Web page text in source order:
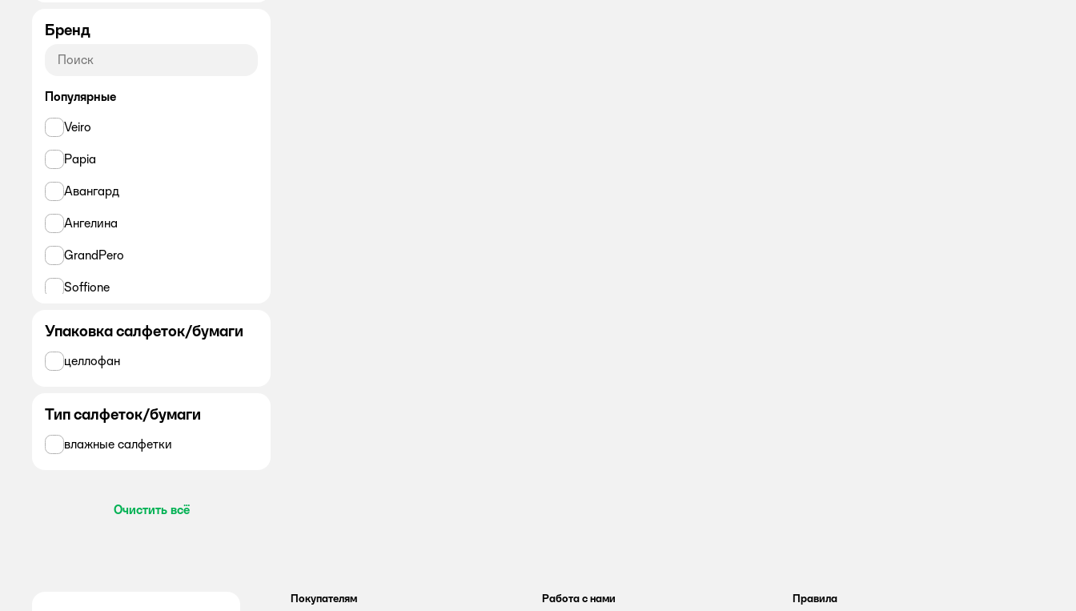
Бренд
Популярные
Veiro
Papia
Авангард
Ангелина
GrandPero
Soffione
SALFETI
Все
ALWAYS
Упаковка салфеток/бумаги
целлофан
Тип салфеток/бумаги
влажные салфетки
Очистить всё
Покупателям
Работа с нами
Правила